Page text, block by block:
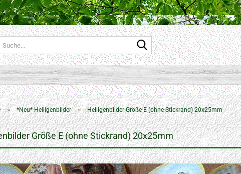
Suche...
» *Neu* Heiligenbilder » Heiligenbilder Größe E (ohne Stickrand) 20x25mm
Größe E (ohne Stickrand) 20x25mm